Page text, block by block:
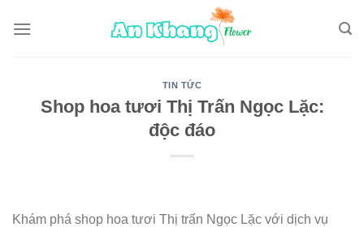
TIN TỨC
Shop hoa tươi Thị Trấn Ngọc Lặc:
độc đáo
Khám phá shop hoa tươi Thị trấn Ngọc Lặc với dịch vụ